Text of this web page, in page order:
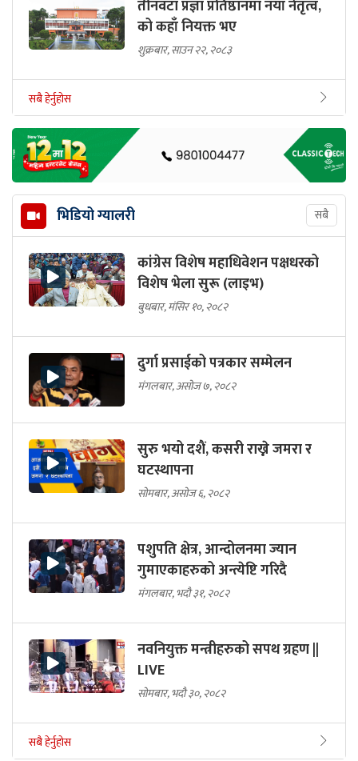
तीनवटा प्रज्ञा प्रतिष्ठानमा नयाँ नेतृत्व,
को कहाँ नियक्त भए
शुक्रबार, साउन २२, २०८३
सबै हेर्नुहोस
भिडियो ग्यालरी सबै
कांग्रेस विशेष महाधिवेशन पक्षधरको
विशेष भेला सुरू (लाइभ)
बुधबार, मंसिर १०, २०८२
दुर्गा प्रसाईको पत्रकार सम्मेलन
मंगलबार, असोज ७, २०८२
सुरु भयो दशैं, कसरी राख्ने जमरा र
घटस्थापना
सोमबार, असोज ६, २०८२
पशुपति क्षेत्र, आन्दोलनमा ज्यान
गुमाएकाहरुको अन्त्येष्टि गरिदै
मंगलबार, भदौ ३१, २०८२
नवनियुक्त मन्त्रीहरुको सपथ ग्रहण ||
LIVE
सोमबार, भदौ ३०, २०८२
सबै हेर्नुहोस